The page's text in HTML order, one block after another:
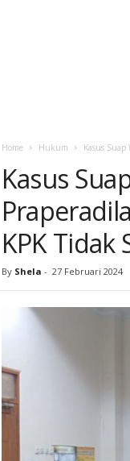
Home Hukum Kasus
Kasus
KPK Tidak
By Shela - 27 Februari 2024